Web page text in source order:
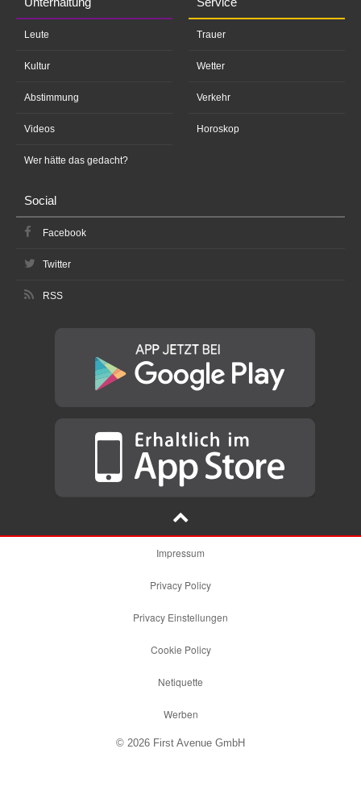
Leute
Kultur
Abstimmung
Videos
Wer hätte das gedacht?
Trauer
Wetter
Verkehr
Horoskop
Social
Facebook
Twitter
RSS
Impressum
Privacy Policy
Privacy Einstellungen
Cookie Policy
Netiquette
Werben
© 2026 First Avenue GmbH